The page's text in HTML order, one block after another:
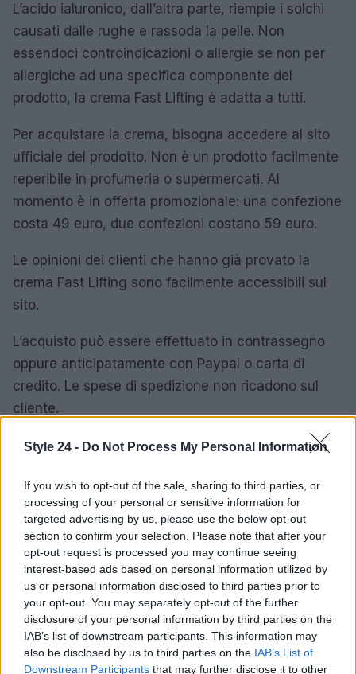
Style 24 - Do Not Process My Personal Information
If you wish to opt-out of the sale, sharing to third parties, or
processing of your personal or sensitive information for
targeted advertising by us, please use the below opt-out
section to confirm your selection. Please note that after your
opt-out request is processed you may continue seeing
interest-based ads based on personal information utilized by
us or personal information disclosed to third parties prior to
your opt-out. You may separately opt-out of the further
disclosure of your personal information by third parties on the
IAB’s list of downstream participants. This information may
also be disclosed by us to third parties on the IAB’s List of
Downstream Participants that may further disclose it to other
L’acido ialuronico, dall’altra parte, riempie i solchi
causati dalle rughe e rassoda la pelle. Non
essendoci controindicazioni o allergie se non per
allergiche ad una specifica componente del
prodotto, la crema Fast Lifting è adatta a tutti.
Per acquistare la crema, bisogna accedere al sito
ufficiale del prodotto. Non è un prodotto facilmente
reperibile in profumeria o supermercati. Al
momento è in offerta promozionale: una confezione
costa 49 euro, due confezioni costano 59 euro.
Le opinioni dei clienti che hanno già provato la
crema Fast Lifting sono facilmente accessibili sul
sito.
L’acquisto può essere effettuato in contrassegno
oppure anticipatamente con Paypal o carta di
credito. Le spese di spedizione non ricadono sul
cliente.
Redazione di style24